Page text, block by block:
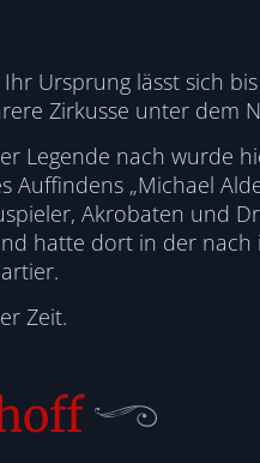
Ursprung lässt sich
Zirkusse unter dem
Legende nach wurde
„Michael
Akrobaten und
hatte dort in der
Zeit.